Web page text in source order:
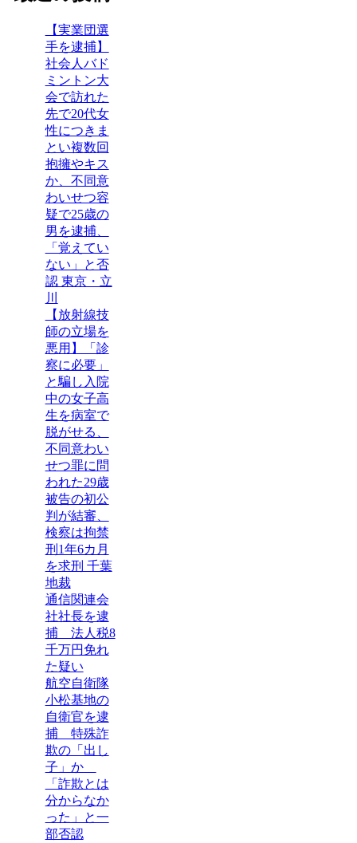
【実業団選
手を逮捕】
社会人バド
ミントン大
会で訪れた
先で20代女
性につきま
とい複数回
抱擁やキス
か、不同意
わいせつ容
疑で25歳の
男を逮捕、
「覚えてい
ない」と否
認 東京・立
川
【放射線技
師の立場を
悪用】「診
察に必要」
と騙し入院
中の女子高
生を病室で
脱がせる、
不同意わい
せつ罪に問
われた29歳
被告の初公
判が結審、
検察は拘禁
刑1年6カ月
を求刑 千葉
地裁
通信関連会
社社長を逮
捕 法人税8
千万円免れ
た疑い
航空自衛隊
小松基地の
自衛官を逮
捕 特殊詐
欺の「出し
子」か
「詐欺とは
分からなか
った」と一
部否認